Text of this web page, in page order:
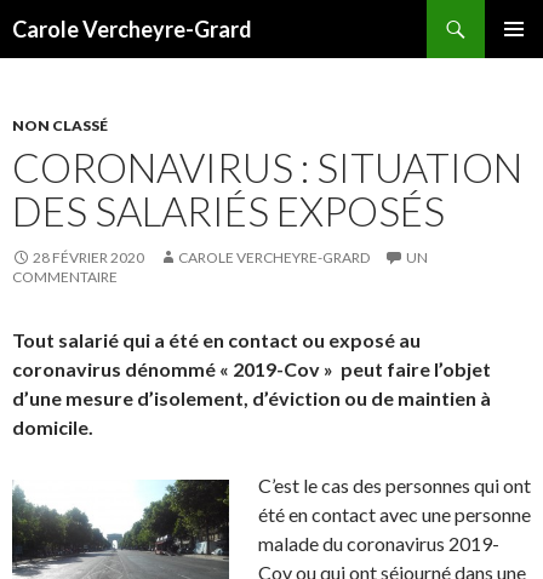
Carole Vercheyre-Grard
NON CLASSÉ
CORONAVIRUS : SITUATION
DES SALARIÉS EXPOSÉS
28 FÉVRIER 2020 CAROLE VERCHEYRE-GRARD
UN
COMMENTAIRE
Tout salarié qui a été en contact ou exposé au
coronavirus dénommé « 2019-Cov » peut faire l’objet
d’une mesure d’isolement, d’éviction ou de maintien à
domicile.
C’est le cas des personnes qui ont
été en contact avec une personne
malade du coronavirus 2019-
Cov ou qui ont séjourné dans une